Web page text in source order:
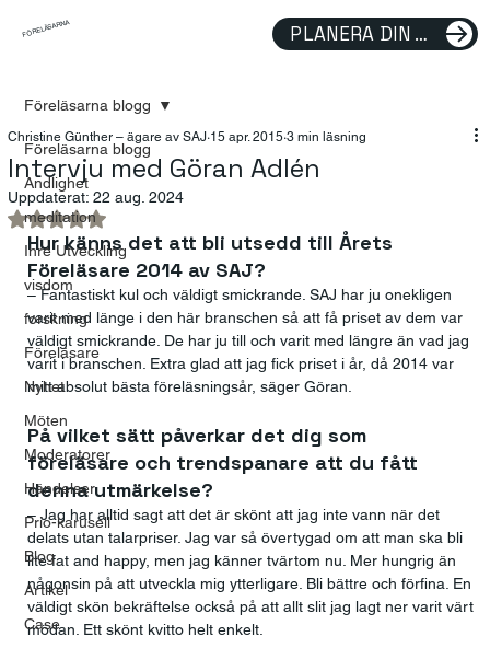
FÖRELÄSARNA PLANERA DIN FÖRELÄSNING
Föreläsarna blogg
Andlighet
meditation
Inre Utveckling
visdom
forskning
Föreläsare
Nyhet
Möten
Moderatorer
Händelser
Prio-karusell
Blog
Artikel
Case
Föreläsarna blogg
Intervju med Göran Adlén
Christine Günther – ägare av SAJ 15 apr. 2015 3 min läsning
Uppdaterat: 22 aug. 2024
Betygsatt till NaN av 5 stjärnor.
Hur känns det att bli utsedd till Årets
Föreläsare 2014 av SAJ?
– Fantastiskt kul och väldigt smickrande. SAJ har ju onekligen
varit med länge i den här branschen så att få priset av dem var
väldigt smickrande. De har ju till och varit med längre än vad jag
varit i branschen. Extra glad att jag fick priset i år, då 2014 var
mitt absolut bästa föreläsningsår, säger Göran.
På vilket sätt påverkar det dig som
föreläsare och trendspanare att du fått
denna utmärkelse?
– Jag har alltid sagt att det är skönt att jag inte vann när det
delats utan talarpriser. Jag var så övertygad om att man ska bli
lite fat and happy, men jag känner tvärtom nu. Mer hungrig än
någonsin på att utveckla mig ytterligare. Bli bättre och förfina. En
väldigt skön bekräftelse också på att allt slit jag lagt ner varit värt
mödan. Ett skönt kvitto helt enkelt.